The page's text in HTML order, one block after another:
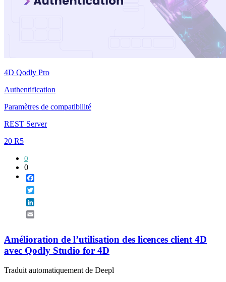
4D Qodly Pro
Authentification
Paramètres de compatibilité
REST Server
20 R5
0
0
Amélioration de l’utilisation des licences client 4D
avec Qodly Studio for 4D
Traduit automatiquement de Deepl